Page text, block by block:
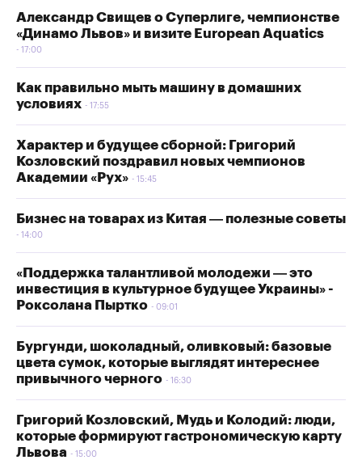
Александр Свищев о Суперлиге, чемпионстве
«Динамо Львов» и визите European Aquatics
17:00
Как правильно мыть машину в домашних
условиях
17:55
Характер и будущее сборной: Григорий
Козловский поздравил новых чемпионов
Академии «Рух»
15:45
Бизнес на товарах из Китая — полезные советы
14:00
«Поддержка талантливой молодежи — это
инвестиция в культурное будущее Украины» -
Роксолана Пыртко
09:01
Бургунди, шоколадный, оливковый: базовые
цвета сумок, которые выглядят интереснее
привычного черного
16:30
Григорий Козловский, Мудь и Колодий: люди,
которые формируют гастрономическую карту
Львова
15:00